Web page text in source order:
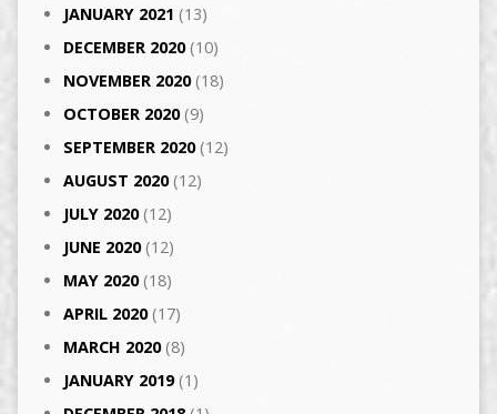
JANUARY 2021 (13)
DECEMBER 2020(10)
NOVEMBER 2020(18)
OCTOBER 2020(9)
SEPTEMBER 2020(12)
AUGUST 2020(12)
JULY 2020(12)
JUNE 2020(12)
MAY 2020(18)
APRIL 2020(17)
MARCH 2020(8)
JANUARY 2019(1)